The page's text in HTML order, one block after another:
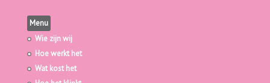
Ook een prachtig persoonlijk nummer?
Mail en volg ons!